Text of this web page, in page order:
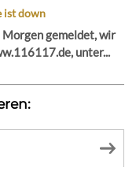
ist down
Morgen gemeldet, wir
unter...